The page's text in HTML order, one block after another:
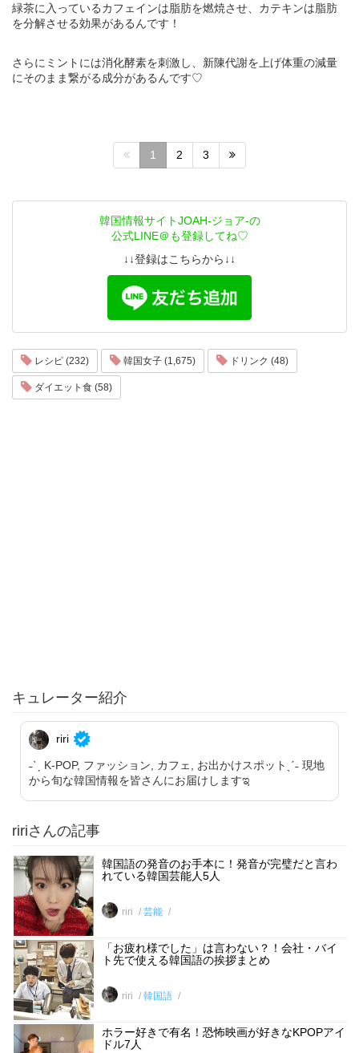
緑茶に入っているカフェインは脂肪を燃焼させ、カテキンは脂肪
を分解させる効果があるんです！
さらにミントには消化酵素を刺激し、新陳代謝を上げ体重の減量
にそのまま繋がる成分があるんです♡
1 2 3
韓国情報サイトJOAH-ジョア-の
公式LINE＠も登録してね♡
↓↓登録はこちらから↓↓
レシピ (232) 韓国女子 (1,675) ドリンク (48)
ダイエット食 (58)
キュレーター紹介
riri
˗ˋˏ K-POP, ファッション, カフェ, お出かけスポットˎˊ˗ 現地
から旬な韓国情報を皆さんにお届けしますಇ
ririさんの記事
韓国語の発音のお手本に！発音が完璧だと言わ
れている韓国芸能人5人
riri 芸能
「お疲れ様でした」は言わない？！会社・バイ
ト先で使える韓国語の挨拶まとめ
riri 韓国語
ホラー好きで有名！恐怖映画が好きなKPOPアイ
ドル7人